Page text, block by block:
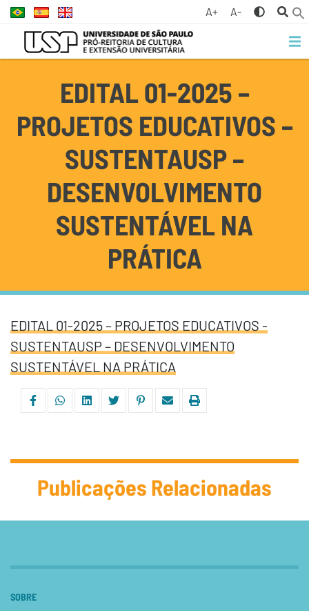
A+ A-
EDITAL 01-2025 –
PROJETOS EDUCATIVOS –
SUSTENTAUSP –
DESENVOLVIMENTO
SUSTENTÁVEL NA
PRÁTICA
EDITAL 01-2025 – PROJETOS EDUCATIVOS -
SUSTENTAUSP – DESENVOLVIMENTO
SUSTENTÁVEL NA PRÁTICA
Publicações Relacionadas
SOBRE